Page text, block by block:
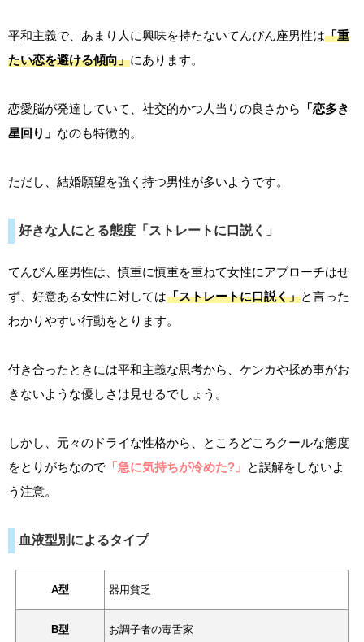
平和主義で、あまり人に興味を持たないてんびん座男性は「重
たい恋を避ける傾向」にあります。
恋愛脳が発達していて、社交的かつ人当りの良さから
「恋多き
星回り」 なのも特徴的。
ただし、結婚願望を強く持つ男性が多いようです。
好きな人にとる態度「ストレートに口説く」
てんびん座男性は、慎重に慎重を重ねて女性にアプローチはせ
ず、好意ある女性に対しては「ストレートに口説く」と言った
わかりやすい行動をとります。
付き合ったときには平和主義な思考から、ケンカや揉め事がお
きないような優しさは見せるでしょう。
しかし、元々のドライな性格から、ところどころクールな態度
をとりがちなので 「急に気持ちが冷めた?」 と誤解をしないよ
う注意。
血液型別によるタイプ
A型 器用貧乏
B型 お調子者の毒舌家